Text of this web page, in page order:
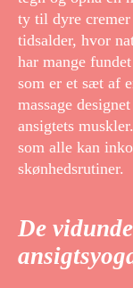
ty til dyre cremer
tidsalder, hvor
har mange
som er et sæt af
massage
ansigtets
som alle kan
skønhedsrutiner.
De